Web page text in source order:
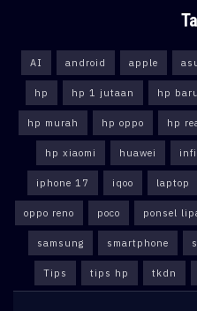
AI android apple
hp hp 1 jutaan hp baru
hp murah hp oppo hp
hp xiaomi huawei
iphone 17 iqoo laptop
oppo reno poco ponsel
samsung smartphone
Tips tips hp tkdn